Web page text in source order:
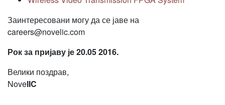
Заинтересовани могу да се јаве на
careers@novelic.com
Рок за пријаву је 20.05 2016.
Велики поздрав,
NovelIC